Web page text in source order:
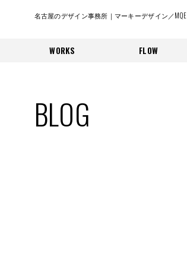
名古屋のデザイン事務所｜マーキーデザイン／MQE
WORKS FLOW
BLOG